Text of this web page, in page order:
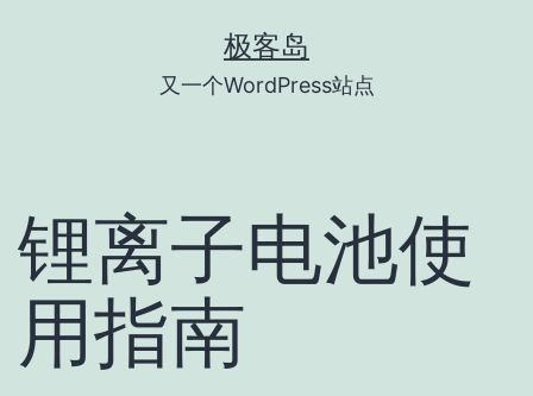
极客岛
又一个WordPress站点
锂离子电池使
用指南